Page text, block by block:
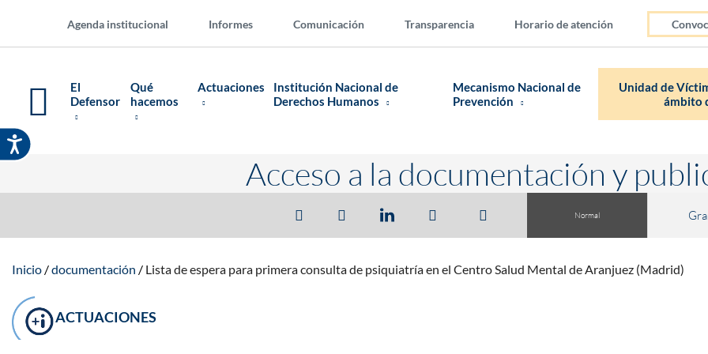
Agenda institucional Informes Comunicación Transparencia Horario de atención
El
Defensor
Qué
hacemos
Actuaciones
Institución Nacional de
Derechos Humanos
Mecanismo Nacional de
Prevención
Unidad de
ámbito
Acceso a la documentación y
Normal
Inicio documentación Lista de espera para primera consulta de psiquiatría en el Centro Salud Mental de Aranjuez (Madrid)
ACTUACIONES